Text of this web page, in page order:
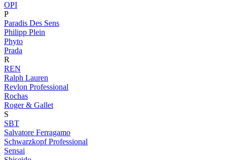
OPI
P
Paradis Des Sens
Philipp Plein
Phyto
Prada
R
REN
Ralph Lauren
Revlon Professional
Rochas
Roger & Gallet
S
SBT
Salvatore Ferragamo
Schwarzkopf Professional
Sensai